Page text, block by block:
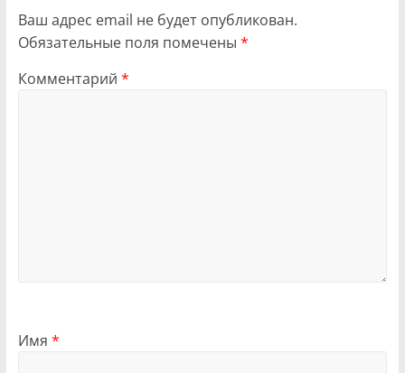
Ваш адрес email не будет опубликован.
Обязательные поля помечены *
Комментарий *
Имя *